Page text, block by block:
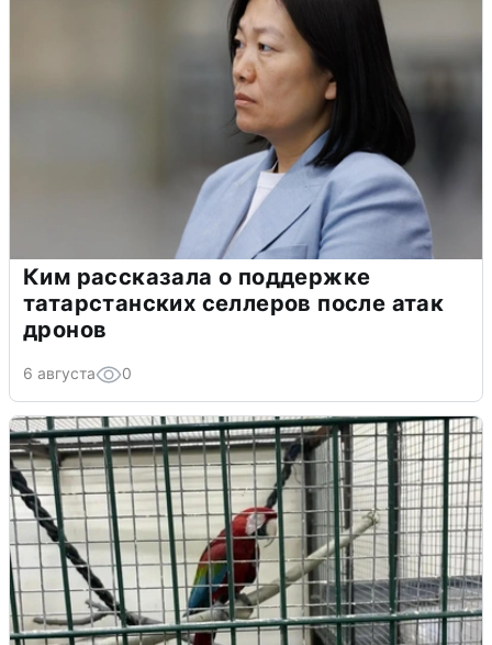
Ким рассказала о поддержке
татарстанских селлеров после атак
дронов
6 августа 0